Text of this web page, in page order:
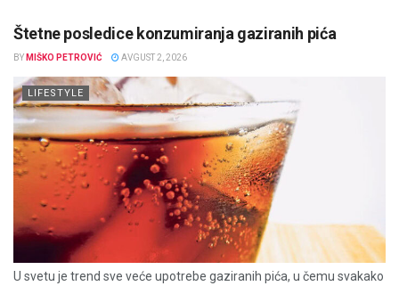
Štetne posledice konzumiranja gaziranih pića
BY MIŠKO PETROVIĆ AVGUST 2, 2026
LIFESTYLE
U svetu je trend sve veće upotrebe gaziranih pića, u čemu svakako